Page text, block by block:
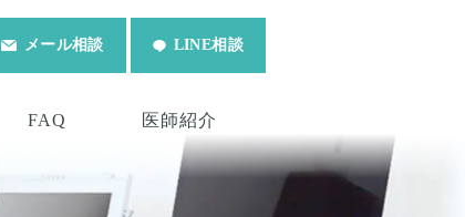
メール相談 LINE相談
FAQ 医師紹介